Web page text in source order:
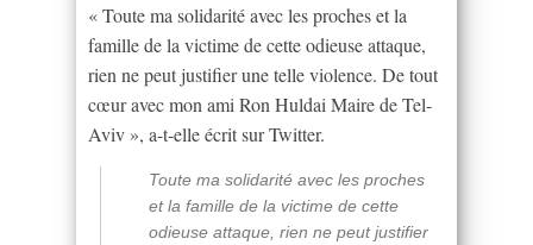
« Toute ma solidarité avec les proches et la
famille de la victime de cette odieuse attaque,
rien ne peut justifier une telle violence. De tout
cœur avec mon ami Ron Huldai Maire de Tel-
Aviv », a-t-elle écrit sur Twitter.
Toute ma solidarité avec les proches
et la famille de la victime de cette
odieuse attaque, rien ne peut justifier